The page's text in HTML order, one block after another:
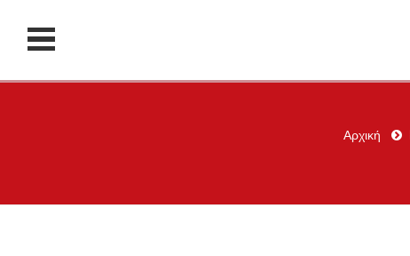
Αρχική